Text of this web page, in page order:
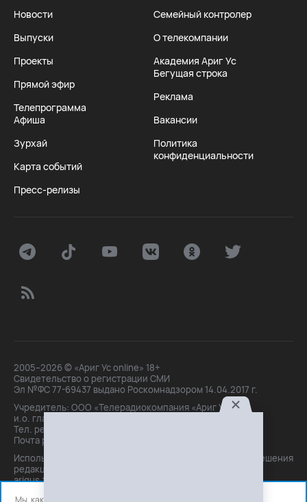
Новости
Выпуски
Проекты
Прямой эфир
Телепрограмма
Афиша
Зурхай
Карта событий
Пресс-релизы
Семейный контролер
О телекомпании
Академия Ариг Ус
Бегущая строка
Реклама
Вакансии
Политика
конфиденциальности
2005–2026 © «Ариг Ус online» 18+
Свидетельство о регистрации СМИ
Эл №ФС 77-69437 выдано Роскомнадзором 14.04.2017 г.
Учредитель: ООО «Телерадиокомпания «Ариг Ус»,
и.о. главного редактора: Маханова О.Б.
Тел. peдakции: +7(3012)21-30-14,
Почта peдakции: editor@arigus.tv
Использование материалов только с письменного разрешения
редакции. При цитировании прямая активная ссылка на
arigus.tv обязательна.
Мы, как и все используем файлы cookie и сервисы аналитики.